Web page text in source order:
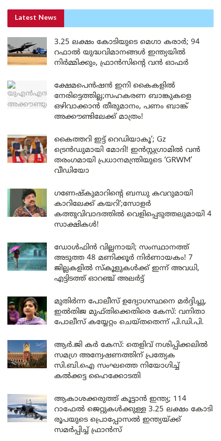
Latest News
3.25 ലക്ഷം കോടിയുടെ മെഗാ കരാർ; 94
റഫാൽ യുദ്ധവിമാനങ്ങൾ ഇന്ത്യയിൽ
നിർമ്മിക്കും, ഫ്രാൻസിന്റെ വൻ ഓഫർ
ക്ഷേമപെൻഷൻ ഇനി കൈകളിൽ
നേരിട്ടെത്തില്ല;സഹകരണ ബാങ്കുകളെ
ഒഴിവാക്കാൻ തീരുമാനം, പണം ബാങ്ക്
അക്കൗണ്ടിലേക്ക് മാത്രം!
കൈത്തറി ഇട്ട് റെഡിയാകൂ’; Gz
ട്രെൻഡുമായി മോദി! ഇൻസ്റ്റഗ്രാമിൽ വൻ
തരംഗമായി പ്രധാനമന്ത്രിയുടെ ‘GRWM’
വീഡിയോ
ഗണേഷ്കുമാറിന്റെ ബന്ധു കവറുമായി
കാറിലേക്ക് കയറി’;സോളർ
കത്തുവിവാദത്തിൽ വെളിപ്പെടുത്തലുമായി 4
സാക്ഷികൾ!
ഡോൾഫിൻ വില്ലനായി; സംസ്ഥാനത്ത്
അടുത്ത 48 മണിക്കൂർ നിർണായകം! 7
ജില്ലകളിൽ സ്കൂളുകൾക്ക് ഇന്ന് അവധി,
എട്ടിടത്ത് ഓറഞ്ച് അലർട്ട്
മുതിർന്ന പോലീസ് ഉദ്യോഗസ്ഥനെ മർദ്ദിച്ചു,
ഇൽതിജ മുഫ്തിക്കെതിരെ കേസ്: വനിതാ
പോലീസ് കയ്യേറ്റം ചെയ്തതെന്ന് പി.ഡി.പി.
ആർ.ജി കർ കേസ്: തെളിവ് നശിപ്പിക്കലിൽ
സമഗ്ര അന്വേഷണത്തിന് പ്രത്യേക
സി.ബി.ഐ സംഘത്തെ നിയോഗിച്ച്
കൽക്കട്ട ഹൈക്കോടതി
ആകാശക്കരുത്ത് കൂട്ടാൻ ഇന്ത്യ; 114
റാഫേൽ ജെറ്റുകൾക്കുള്ള 3.25 ലക്ഷം കോടി
രൂപയുടെ പ്രൊപ്പോസൽ ഇന്ത്യയ്ക്ക്
സമർപ്പിച്ച് ഫ്രാൻസ്